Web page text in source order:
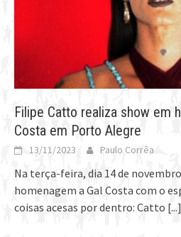
Filipe Catto realiza show em
Costa em Porto Alegre
13/11/2023 Paulo Corrêa
Na terça-feira, dia 14 de
homenagem a Gal Costa com o
coisas acesas por dentro: Catto [...]